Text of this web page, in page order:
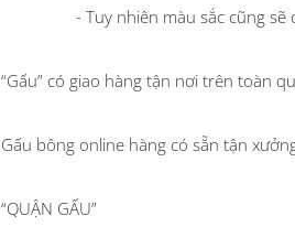
- Tuy nhiên màu sắc cũng sẽ có
“Gấu” có giao hàng tận nơi trên toàn
Gấu bông online hàng có sẵn tận
“QUẬN GẤU”